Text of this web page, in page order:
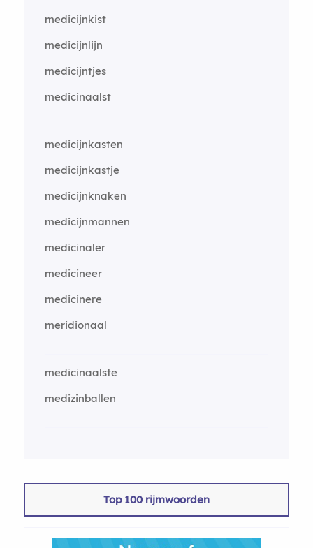
medicijnkist
medicijnlijn
medicijntjes
medicinaalst
medicijnkasten
medicijnkastje
medicijnknaken
medicijnmannen
medicinaler
medicineer
medicinere
meridionaal
medicinaalste
medizinballen
Top 100 rijmwoorden